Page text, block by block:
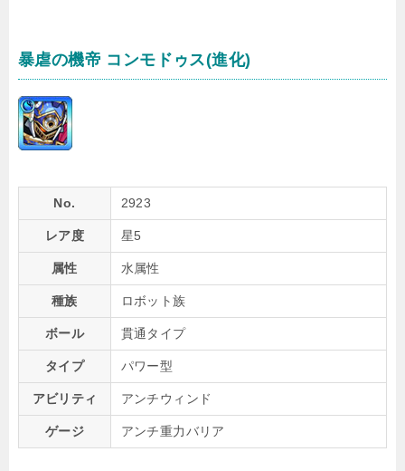
暴虐の機帝 コンモドゥス(進化)
No. 2923
レア度 星5
属性 水属性
種族 ロボット族
ボール 貫通タイプ
タイプ パワー型
アビリティ アンチウィンド
ゲージ アンチ重力バリア